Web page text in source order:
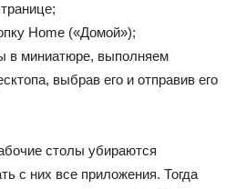
Home («Домой»);
в миниатюре, выполняем
выбрав его и отправив его
столы убираются
с них все приложения. Тогда